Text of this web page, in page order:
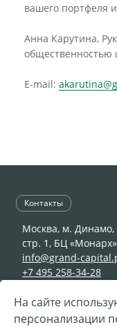
вашего портфеля
Анна Карутина,
общественностью
E-mail:
Контакты
Москва, м. Динамо,
стр. 1, БЦ «Монарх»
info@grand-
+7 495 258-34-28
На сайте
персонализации